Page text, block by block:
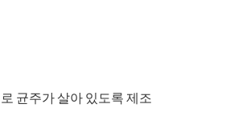
균주가 살아 있도록 제조